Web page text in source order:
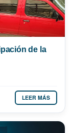
de la
LEER MÁS